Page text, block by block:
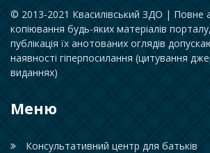
© 2013-2021 Квасилівський ЗДО | Повне
копіювання будь-яких матеріалів
публікація їх анотованих оглядів
наявності гіперпосилання (цитування
виданнях)
Меню
Консультативний центр для батьків